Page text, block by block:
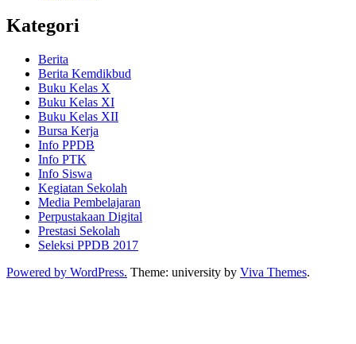
Kategori
Berita
Berita Kemdikbud
Buku Kelas X
Buku Kelas XI
Buku Kelas XII
Bursa Kerja
Info PPDB
Info PTK
Info Siswa
Kegiatan Sekolah
Media Pembelajaran
Perpustakaan Digital
Prestasi Sekolah
Seleksi PPDB 2017
Powered by WordPress. Theme: university by Viva Themes.